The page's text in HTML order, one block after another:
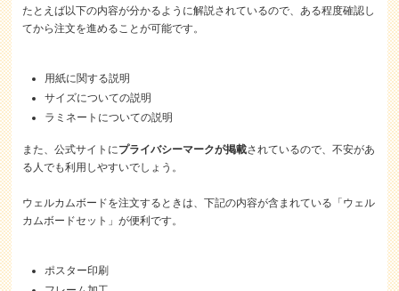
たとえば以下の内容が分かるように解説されているので、ある程度確認し
てから注文を進めることが可能です。
用紙に関する説明
サイズについての説明
ラミネートについての説明
また、公式サイトにプライバシーマークが掲載されているので、不安があ
る人でも利用しやすいでしょう。
ウェルカムボードを注文するときは、下記の内容が含まれている「ウェル
カムボードセット」が便利です。
ポスター印刷